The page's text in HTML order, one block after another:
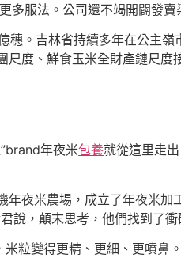
服法。公司還不竭開闢發
穗。吉林省持續多年在公主
度、鮮食玉米全財產鏈尺度
年夜米包養就從這里走
夜米農場，成立了年夜米
說，顛末思考，他們找到了
粒變得更精、更細、更噴